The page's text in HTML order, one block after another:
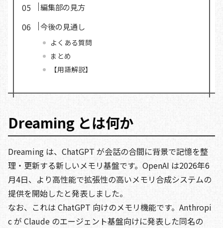
編集部の見方
今後の見通し
よくある質問
まとめ
【用語解説】
Dreaming とは何か
Dreaming は、ChatGPT が会話の合間に背景で記憶を整
理・更新する新しいメモリ基盤です。OpenAI は2026年6
月4日、より高性能で拡張性の高いメモリ合成システムの
提供を開始したと発表しました。
なお、これは ChatGPT 向けのメモリ機能です。Anthropi
c が Claude のエージェント基盤向けに発表した同名の